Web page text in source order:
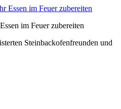
im Feuer zubereiten
Steinbackofenfreunden und